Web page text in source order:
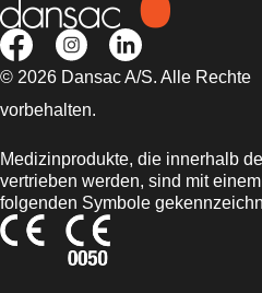
© 2026 Dansac A/S. Alle Rechte
vorbehalten.
Medizinprodukte, die innerhalb
vertrieben werden, sind mit
folgenden Symbole